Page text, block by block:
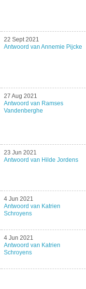
22 Sept 2021
Antwoord van Annemie Pijcke
27 Aug 2021
Antwoord van Ramses
Vandenberghe
23 Jun 2021
Antwoord van Hilde Jordens
4 Jun 2021
Antwoord van Katrien
Schroyens
4 Jun 2021
Antwoord van Katrien
Schroyens